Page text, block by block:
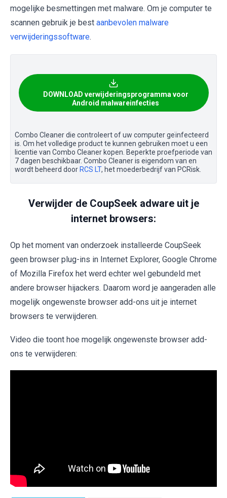
mogelijke besmettingen met malware. Om je computer te
scannen gebruik je best aanbevolen malware
verwijderingssoftware.
DOWNLOAD verwijderingsprogramma voor
Android malwareinfecties
Combo Cleaner die controleert of uw computer geïnfecteerd
is. Om het volledige product te kunnen gebruiken moet u een
licentie van Combo Cleaner kopen. Beperkte proefperiode van
7 dagen beschikbaar. Combo Cleaner is eigendom van en
wordt beheerd door RCS LT, het moederbedrijf van PCRisk.
Verwijder de CoupSeek adware uit je
internet browsers:
Op het moment van onderzoek installeerde CoupSeek
geen browser plug-ins in Internet Explorer, Google Chrome
of Mozilla Firefox het werd echter wel gebundeld met
andere browser hijackers. Daarom word je aangeraden alle
mogelijk ongewenste browser add-ons uit je internet
browsers te verwijderen.
Video die toont hoe mogelijk ongewenste browser add-
ons te verwijderen: